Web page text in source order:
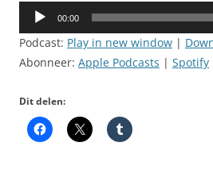
Audiospeler
00:00
Podcast: Play in new window |
Abonneer: Apple Podcasts | Spotify
Dit delen: